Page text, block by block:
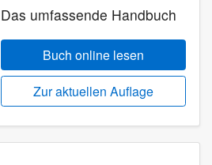
Das umfassende Handbuch
Buch online lesen
Zur aktuellen Auflage